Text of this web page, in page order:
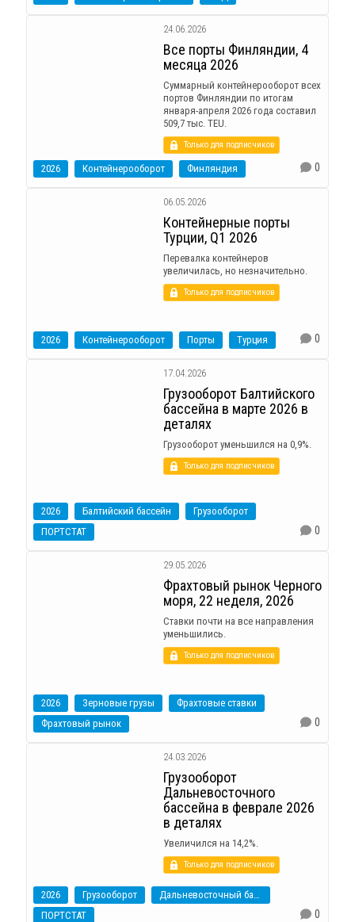
24.06.2026
Все порты Финляндии, 4
месяца 2026
Суммарный контейнерооборот всех
портов Финляндии по итогам
января-апреля 2026 года составил
509,7 тыс. TEU.
Только для подписчиков
2026 Контейнерооборот Финляндия 0
06.05.2026
Контейнерные порты
Турции, Q1 2026
Перевалка контейнеров
увеличилась, но незначительно.
Только для подписчиков
2026 Контейнерооборот Порты Турция 0
17.04.2026
Грузооборот Балтийского
бассейна в марте 2026 в
деталях
Грузооборот уменьшился на 0,9%.
Только для подписчиков
2026 Балтийский бассейн
Грузооборот
ПОРТСТАТ
0
29.05.2026
Фрахтовый рынок Черного
моря, 22 неделя, 2026
Ставки почти на все направления
уменьшились.
Только для подписчиков
2026 Зерновые грузы
Фрахтовые ставки
Фрахтовый рынок
0
24.03.2026
Грузооборот
Дальневосточного
бассейна в феврале 2026
в деталях
Увеличился на 14,2%.
Только для подписчиков
2026 Грузооборот
ПОРТСТАТ
0